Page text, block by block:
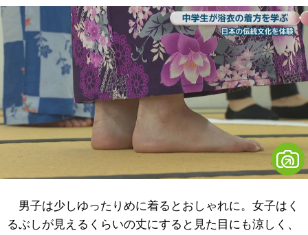
男子は少しゆったりめに着るとおしゃれに。女子はく
るぶしが見えるくらいの丈にすると見た目にも涼しく、